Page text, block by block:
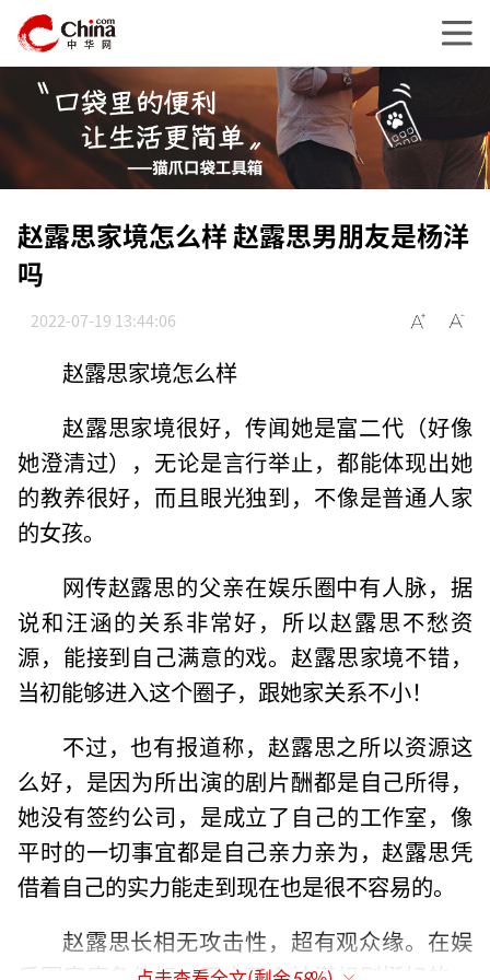
赵露思家境怎么样 赵露思男朋友是杨洋
吗
2022-07-19 13:44:06
赵露思家境怎么样
赵露思家境很好，传闻她是富二代（好像
她澄清过），无论是言行举止，都能体现出她
的教养很好，而且眼光独到，不像是普通人家
的女孩。
网传赵露思的父亲在娱乐圈中有人脉，据
说和汪涵的关系非常好，所以赵露思不愁资
源，能接到自己满意的戏。赵露思家境不错，
当初能够进入这个圈子，跟她家关系不小！
不过，也有报道称，赵露思之所以资源这
么好，是因为所出演的剧片酬都是自己所得，
她没有签约公司，是成立了自己的工作室，像
平时的一切事宜都是自己亲力亲为，赵露思凭
借着自己的实力能走到现在也是很不容易的。
赵露思长相无攻击性，超有观众缘。在娱